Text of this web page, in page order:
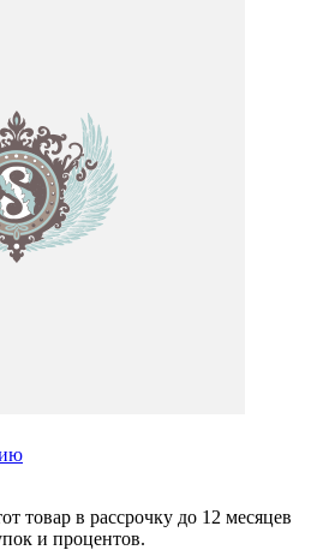
товар в рассрочку до 12 месяцев
и процентов.